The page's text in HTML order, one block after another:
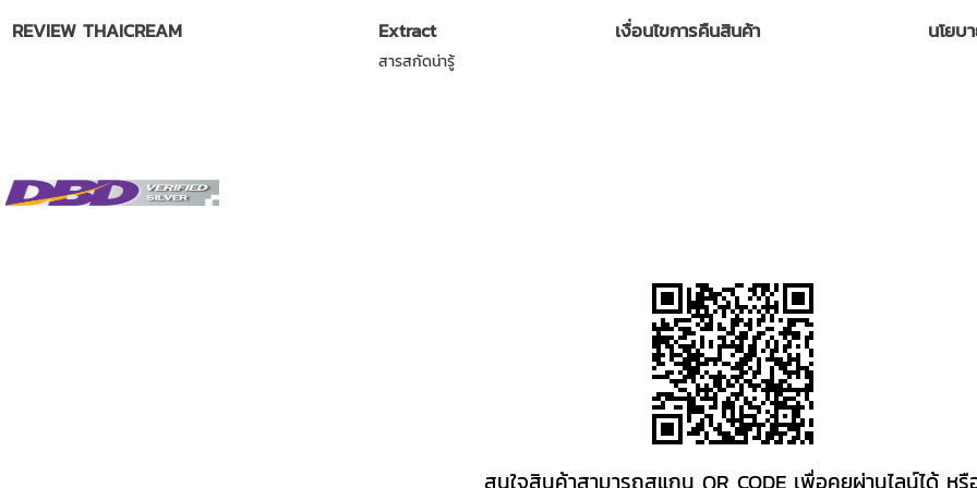
REVIEW THAICREAM Extract
สารสกัดน่ารู้
เงื่อนไขการคืนสินค้า นโยบ
สนใจสินค้าสามารถสแกน QR CODE เพื่อคุยผ่านไลน์ได้ หรื